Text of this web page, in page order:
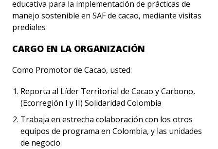
educativa para la implementación de prácticas de
manejo sostenible en SAF de cacao, mediante visitas
prediales
CARGO EN LA ORGANIZACIÓN
Como Promotor de Cacao, usted:
Reporta al Líder Territorial de Cacao y Carbono,
(Ecorregión I y II) Solidaridad Colombia
Trabaja en estrecha colaboración con los otros
equipos de programa en Colombia, y las unidades
de negocio